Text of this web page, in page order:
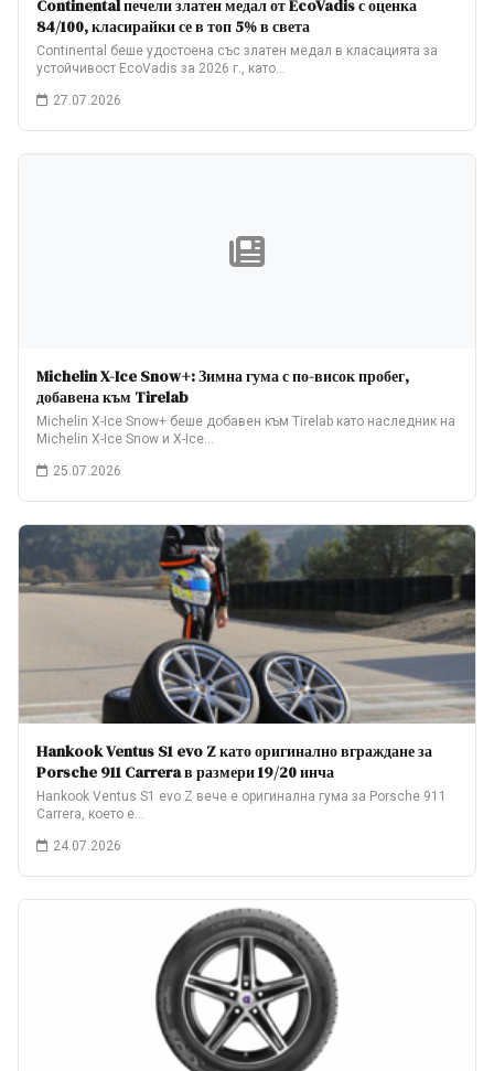
Continental печели златен медал от EcoVadis с оценка
84/100, класирайки се в топ 5% в света
Continental беше удостоена със златен медал в класацията за
устойчивост EcoVadis за 2026 г., като…
27.07.2026
Michelin X-Ice Snow+: Зимна гума с по-висок пробег,
добавена към Tirelab
Michelin X-Ice Snow+ беше добавен към Tirelab като наследник на
Michelin X-Ice Snow и X-Ice…
25.07.2026
Hankook Ventus S1 evo Z като оригинално вграждане за
Porsche 911 Carrera в размери 19/20 инча
Hankook Ventus S1 evo Z вече е оригинална гума за Porsche 911
Carrera, което е…
24.07.2026